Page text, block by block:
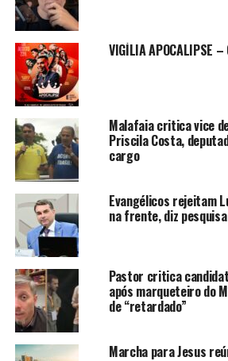
VIGÍLIA APOCALIPSE –
Malafaia critica vice
Priscila Costa,
cargo
Evangélicos rejeitam
na frente, diz pesquisa
Pastor critica
após marqueteiro do
de “retardado”
Marcha para Jesus